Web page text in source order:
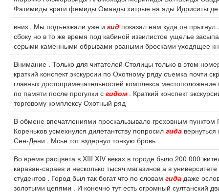
Фатимиды враги фемиды Омаяды хитрые на яды Идриситы
вниз . Мы подъезжали уже и гид показал нам куда он
сбоку но в то же время под кабиной извилистое ущелье
серыми каменными обрывами рваными бросками уходящее
Внимание . Только для читателей Столицы только в этом
краткий конспект экскурсии по Охотному ряду съемка почти
главных достопримечательностей комплекса местоположение
по памяти после прогулки с гидом . Краткий конспект
торговому комплексу Охотный ряд
В обмене впечатлениями проскальзывало греховным пунктом
Кореньков усмехнулся дилетантству попросил гида вернуться
Сен-Дени . Мсье тот вздернул тонкую бровь
Во время расцвета в XIII XIV веках в городе было 200 000
караван-сараев и несколько тысяч магазинов а в
студентов . Город был так богат что по словам гида даже
золотыми цепями . И конечно тут есть огромный султанский